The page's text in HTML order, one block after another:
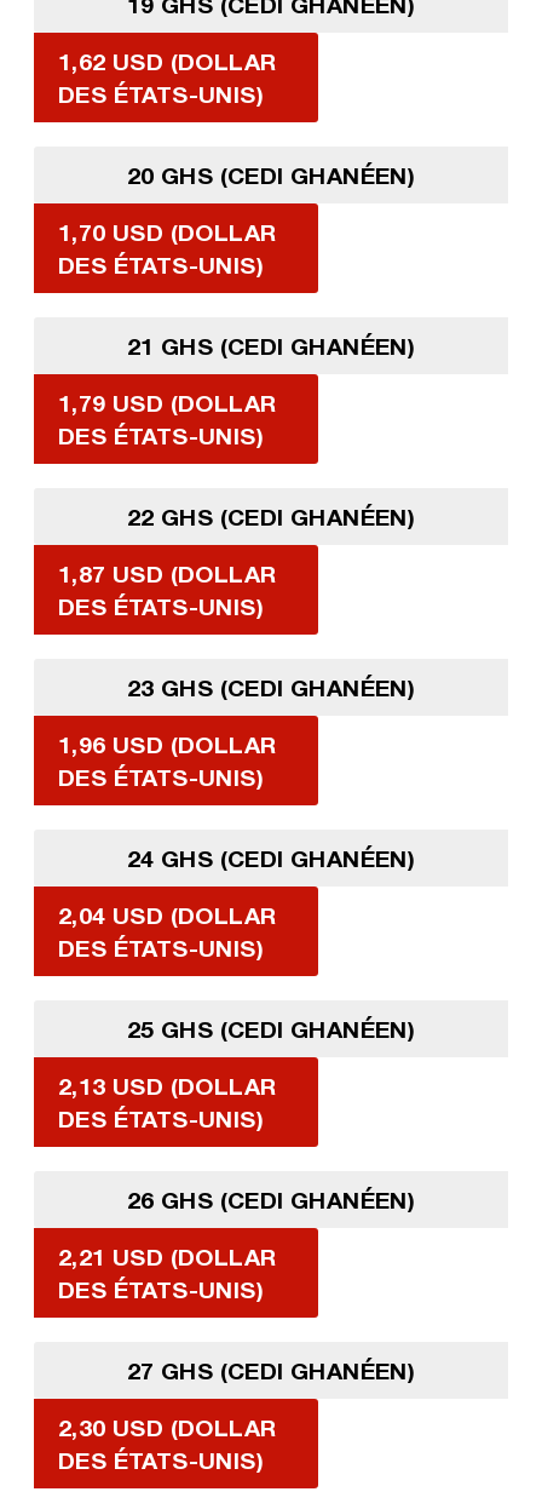
1,62 USD (DOLLAR
DES ÉTATS-UNIS)
20 GHS (CEDI GHANÉEN)
1,70 USD (DOLLAR
DES ÉTATS-UNIS)
21 GHS (CEDI GHANÉEN)
1,79 USD (DOLLAR
DES ÉTATS-UNIS)
22 GHS (CEDI GHANÉEN)
1,87 USD (DOLLAR
DES ÉTATS-UNIS)
23 GHS (CEDI GHANÉEN)
1,96 USD (DOLLAR
DES ÉTATS-UNIS)
24 GHS (CEDI GHANÉEN)
2,04 USD (DOLLAR
DES ÉTATS-UNIS)
25 GHS (CEDI GHANÉEN)
2,13 USD (DOLLAR
DES ÉTATS-UNIS)
26 GHS (CEDI GHANÉEN)
2,21 USD (DOLLAR
DES ÉTATS-UNIS)
27 GHS (CEDI GHANÉEN)
2,30 USD (DOLLAR
DES ÉTATS-UNIS)